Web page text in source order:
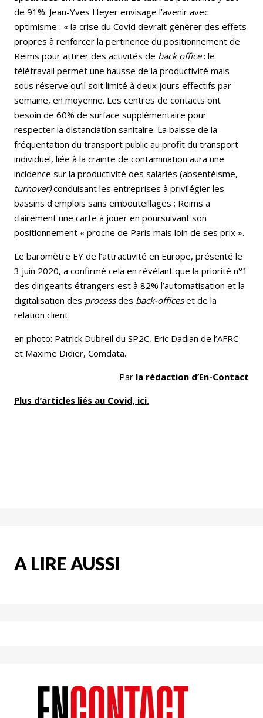
de 91%. Jean-Yves Heyer envisage l’avenir avec
optimisme : « la crise du Covid devrait générer des effets
propres à renforcer la pertinence du positionnement de
Reims pour attirer des activités de back office: le
télétravail permet une hausse de la productivité mais
sous réserve qu’il soit limité à deux jours effectifs par
semaine, en moyenne. Les centres de contacts ont
besoin de 60% de surface supplémentaire pour
respecter la distanciation sanitaire. La baisse de la
fréquentation du transport public au profit du transport
individuel, liée à la crainte de contamination aura une
incidence sur la productivité des salariés (absentéisme,
turnover)conduisant les entreprises à privilégier les
bassins d’emplois sans embouteillages ; Reims a
clairement une carte à jouer en poursuivant son
positionnement « proche de Paris mais loin de ses prix ».
Le baromètre EY de l’attractivité en Europe, présenté le
3 juin 2020, a confirmé cela en révélant que la priorité n°1
des dirigeants étrangers est à 82% l’automatisation et la
digitalisation des processdes back-officeset de la
relation client.
en photo: Patrick Dubreil du SP2C, Eric Dadian de l’AFRC
et Maxime Didier, Comdata.
Par la rédaction d’En-Contact
Plus d’articles liés au Covid, ici.
A LIRE AUSSI